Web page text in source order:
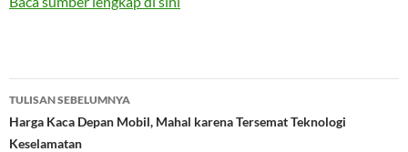
Navigasi
Tulisan
TULISAN SEBELUMNYA
Harga Kaca Depan Mobil, Mahal karena Tersemat Teknologi
Keselamatan